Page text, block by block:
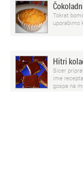
Tokrat
uporabimo
Hitri
Sicer
ime
gospa na